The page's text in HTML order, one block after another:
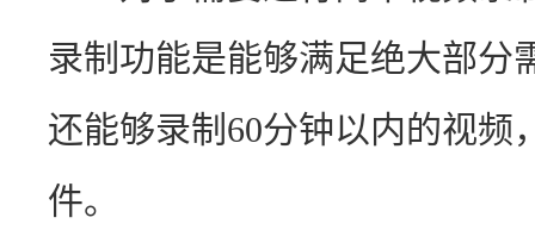
录制功能是能够满足绝大部分
还能够录制60分钟以内的视频
件。